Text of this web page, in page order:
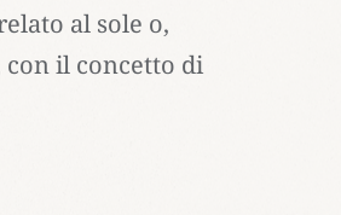
al sole o,
il concetto di